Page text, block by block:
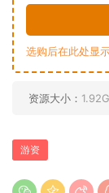
选购后在此处显
资源大小：
游资